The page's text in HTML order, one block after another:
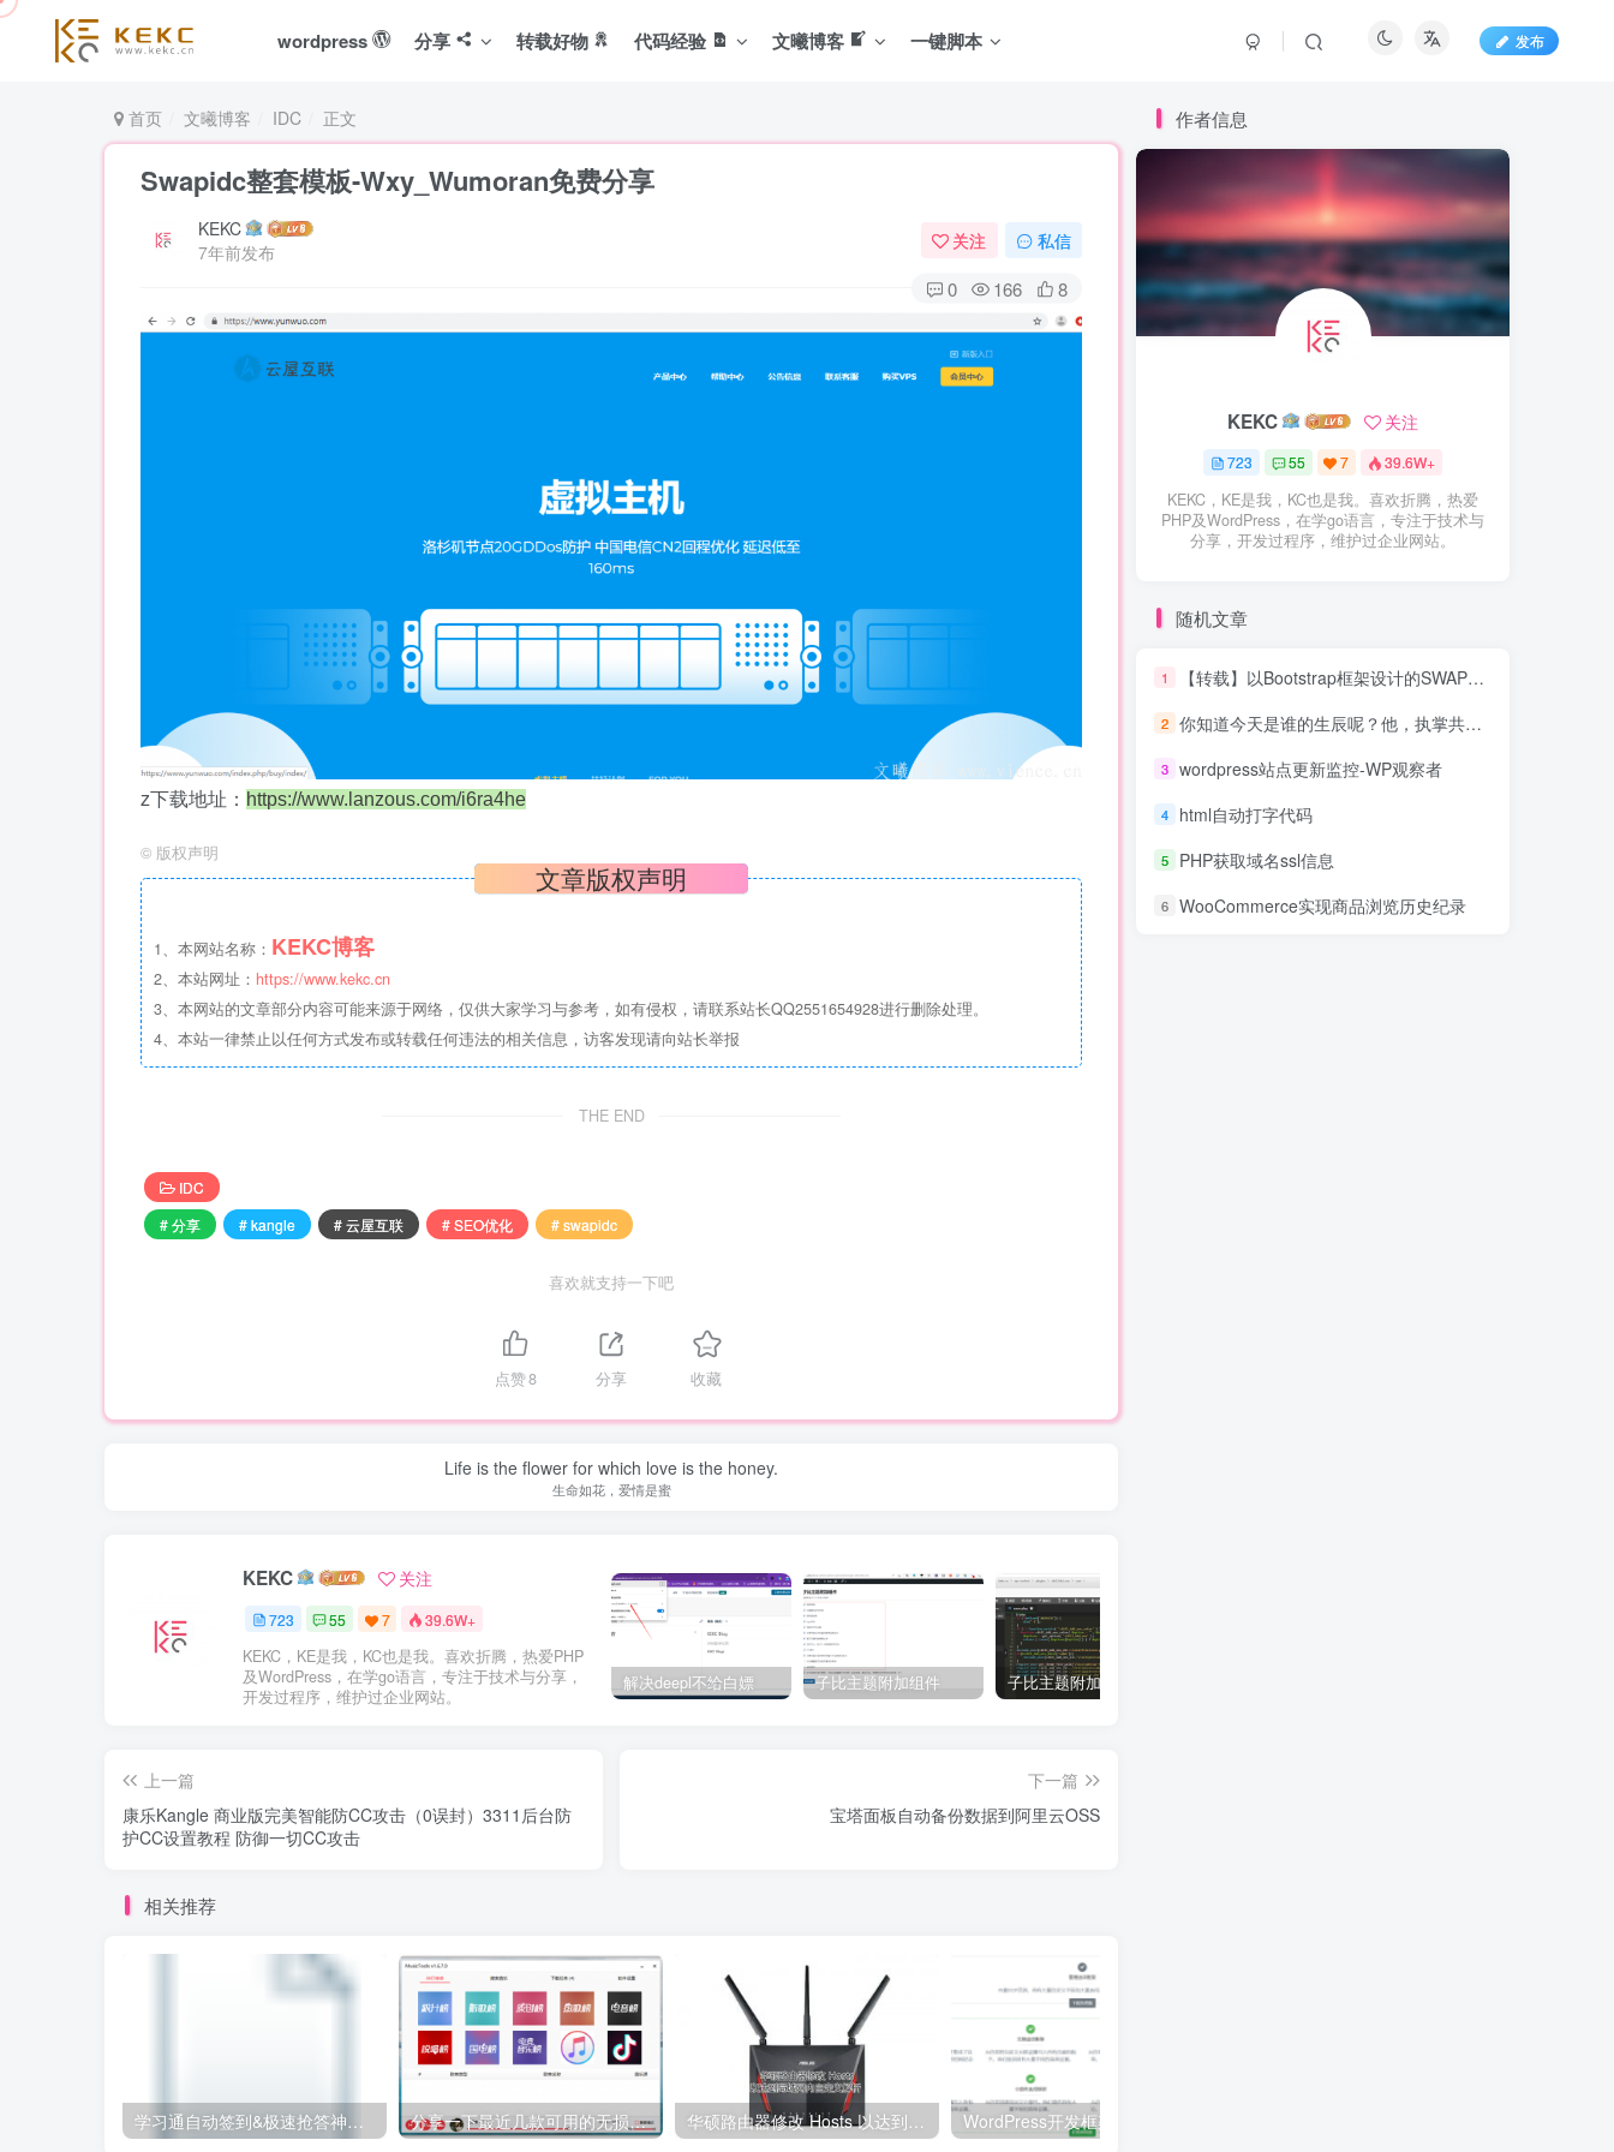
wordpress 分享 转载好物 代码经验 文曦博客 一键脚本 发布
首页 文曦博客 IDC 正文
Swapidc整套模板-Wxy_Wumoran免费分享
KEKC
7年前发布
关注 私信
0 166 8
z下载地址： https://www.lanzous.com/i6ra4he
© 版权声明
文章版权声明
1、本网站名称： KEKC博客
2、本站网址： https://www.kekc.cn
3、本网站的文章部分内容可能来源于网络，仅供大家学习与参考，如有侵权，请联系站长QQ2551654928进行删除处理。
4、本站一律禁止以任何方式发布或转载任何违法的相关信息，访客发现请向站长举报
THE END
IDC
# 分享
# kangle # 云屋互联 # SEO优化 # swapidc
喜欢就支持一下吧
点赞8 分享 收藏
Life is the flower for which love is the honey.
生命如花，爱情是蜜
KEKC 关注
723 55 7 39.6W+
KEKC，KE是我，KC也是我。喜欢折腾，热爱PHP
及WordPress，在学go语言，专注于技术与分享，
开发过程序，维护过企业网站。
解决deepl不给白嫖 子比主题附加组件
上一篇
康乐Kangle 商业版完美智能防CC攻击（0误封）3311后台防
护CC设置教程 防御一切CC攻击
下一篇
宝塔面板自动备份数据到阿里云OSS
相关推荐
学习通自动签到&极速抢答神器下载 分享一下最近几款可用的无损音乐下载软件（电脑+手机） 华硕路由器修改 Hosts 以达到局域网内自定义解析 WordPress开发框架整理
作者信息
KEKC 关注
723 55 7 39.6W+
KEKC，KE是我，KC也是我。喜欢折腾，热爱
PHP及WordPress，在学go语言，专注于技术与
分享，开发过程序，维护过企业网站。
随机文章
1 【转载】以Bootstrap框架设计的SWAP模板–CleanSWAP
2 你知道今天是谁的生辰呢？他，执掌共和国仅仅20余年，但，就是在这短短20余年时间里,却创造了一系列前无古人、惊天动地的人类奇迹！
3 wordpress站点更新监控-WP观察者
4 html自动打字代码
5 PHP获取域名ssl信息
6 WooCommerce实现商品浏览历史纪录